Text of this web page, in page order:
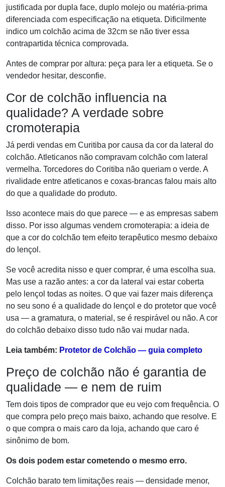
justificada por dupla face, duplo molejo ou matéria-prima
diferenciada com especificação na etiqueta. Dificilmente
indico um colchão acima de 32cm se não tiver essa
contrapartida técnica comprovada.
Antes de comprar por altura: peça para ler a etiqueta. Se o
vendedor hesitar, desconfie.
Cor de colchão influencia na
qualidade? A verdade sobre
cromoterapia
Já perdi vendas em Curitiba por causa da cor da lateral do
colchão. Atleticanos não compravam colchão com lateral
vermelha. Torcedores do Coritiba não queriam o verde. A
rivalidade entre atleticanos e coxas-brancas falou mais alto
do que a qualidade do produto.
Isso acontece mais do que parece — e as empresas sabem
disso. Por isso algumas vendem cromoterapia: a ideia de
que a cor do colchão tem efeito terapêutico mesmo debaixo
do lençol.
Se você acredita nisso e quer comprar, é uma escolha sua.
Mas use a razão antes: a cor da lateral vai estar coberta
pelo lençol todas as noites. O que vai fazer mais diferença
no seu sono é a qualidade do lençol e do protetor que você
usa — a gramatura, o material, se é respirável ou não. A cor
do colchão debaixo disso tudo não vai mudar nada.
Leia também: Protetor de Colchão — guia completo
Preço de colchão não é garantia de
qualidade — e nem de ruim
Tem dois tipos de comprador que eu vejo com frequência. O
que compra pelo preço mais baixo, achando que resolve. E
o que compra o mais caro da loja, achando que caro é
sinônimo de bom.
Os dois podem estar cometendo o mesmo erro.
Colchão barato tem limitações reais — densidade menor,